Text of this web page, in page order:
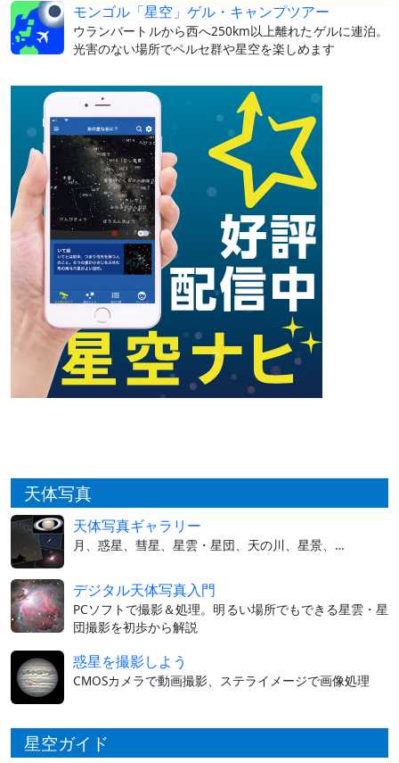
モンゴル「星空」ゲル・キャンプツアー
ウランバートルから西へ250km以上離れたゲルに連泊。
光害のない場所でペルセ群や星空を楽しめます
天体写真
天体写真ギャラリー
月、惑星、彗星、星雲・星団、天の川、星景、…
デジタル天体写真入門
PCソフトで撮影＆処理。明るい場所でもできる星雲・星
団撮影を初歩から解説
惑星を撮影しよう
CMOSカメラで動画撮影、ステライメージで画像処理
星空ガイド